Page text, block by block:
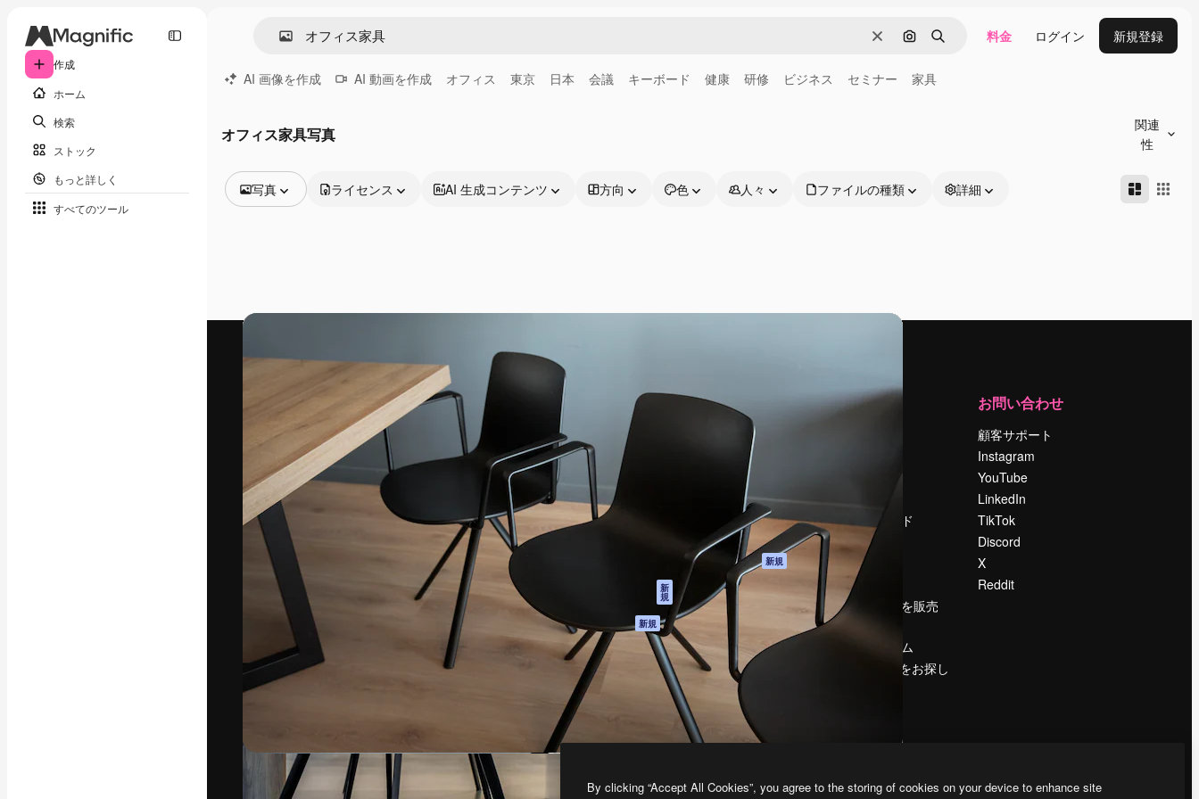
作成
ホーム
検索
ストック
もっと詳しく
すべてのツール
消去 画像で検索
検索 料金 ログイン 新規登録
AI 画像を作成 AI 動画を作成 オフィス 東京 日本 会議 キーボード 健康 研修 ビジネス セミナー 家具
オフィス家具写真
関連
性
写真
動画
動画テンプレート
フォント
ライセンス AI 生成コンテンツ 方向 色 人々 ファイルの種類 詳細
最高のクリエイティブ制作を導くためのプラ
ットフォーム。クリエイター、企業、代理
店、スタジオを含む100万人以上が利用して
います。
製品
Spaces
AI アシスタント
AI 画像生成ツール
AI 動画生成ツール
AI 音声合成ツール
新
規
エージェント 新規
API
モバイルアプリ
すべてのMagnificツ
ール
はじめに
Academy
ドキュメント
サポート
利用規約
プライバシーポリ
シー
オリジナル 新規
クッキーポリシー
トラストセンター
アフィリエイト
法人向け
運営
検索トレンド
ブログ
イベント
Slidesgo
コンテンツを販売
する
プレスルーム
magnific.aiをお探し
お問い合わせ
顧客サポート
Instagram
YouTube
LinkedIn
TikTok
Discord
X
Reddit
Copyright © 2010- 2026 Freepik Company S.L.U.
By clicking “Accept All Cookies”, you agree to the storing of cookies on your device to enhance site